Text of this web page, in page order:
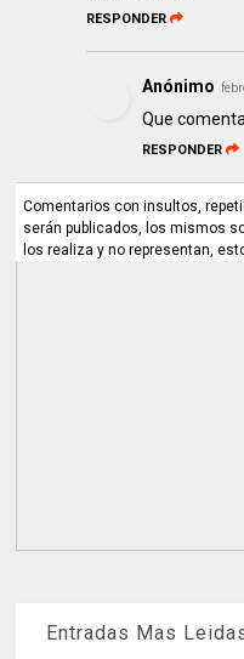
RESPONDER
Anónimo
Que
RESPONDER
Comentarios con insultos,
serán publicados, los mismos
los realiza y no representan,
Entradas Mas